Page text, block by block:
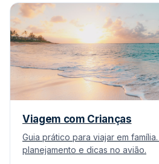
Viagem com Crianças
Guia prático para viajar em família.
planejamento e dicas no avião.